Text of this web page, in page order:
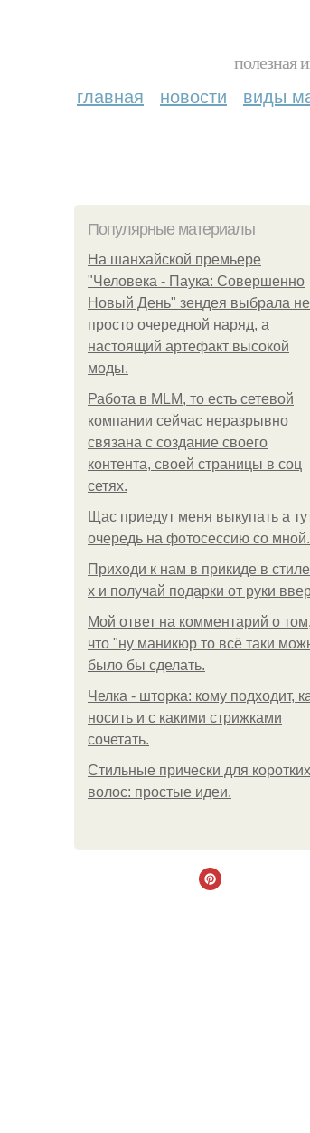
полезная
главная новости виды
Популярные материалы
На шанхайской премьере
"Человека - Паука: Совершенно
Новый День" зендея выбрала не
просто очередной наряд, а
настоящий артефакт высокой
моды.
Работа в MLM, то есть сетевой
компании сейчас неразрывно
связана с создание своего
контента, своей страницы в соц
сетях.
Щас приедут меня выкупать а
очередь на фотосессию со мной.
Приходи к нам в прикиде в
х и получай подарки от руки
Мой ответ на комментарий о том,
что "ну маникюр то всё таки
было бы сделать.
Челка - шторка: кому подходит,
носить и с какими стрижками
сочетать.
Стильные прически для коротких
волос: простые идеи.